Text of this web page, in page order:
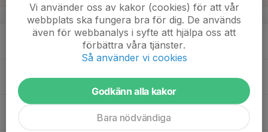
v.47
Tis
Vi använder oss av kakor (cookies) för att vår
webbplats ska fungera bra för dig. De används
även för webbanalys i syfte att hjälpa oss att
förbättra våra tjänster.
Så använder vi cookies
Godkänn alla kakor
Bara nödvändiga